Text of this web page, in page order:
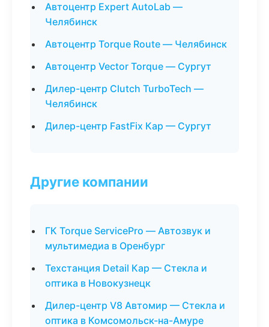
Автоцентр Expert AutoLab —
Челябинск
Автоцентр Torque Route — Челябинск
Автоцентр Vector Torque — Сургут
Дилер-центр Clutch TurboTech —
Челябинск
Дилер-центр FastFix Кар — Сургут
Другие компании
ГК Torque ServicePro — Автозвук и
мультимедиа в Оренбург
Техстанция Detail Кар — Стекла и
оптика в Новокузнецк
Дилер-центр V8 Автомир — Стекла и
оптика в Комсомольск-на-Амуре